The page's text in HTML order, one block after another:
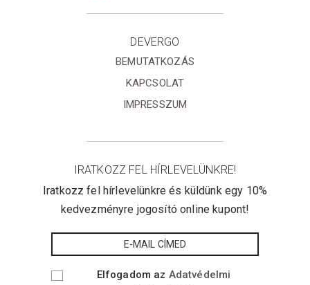
DEVERGO
BEMUTATKOZÁS
KAPCSOLAT
IMPRESSZUM
IRATKOZZ FEL HÍRLEVELÜNKRE!
Iratkozz fel hírlevelünkre és küldünk egy 10%
kedvezményre jogosító online kupont!
Elfogadom az Adatvédelmi